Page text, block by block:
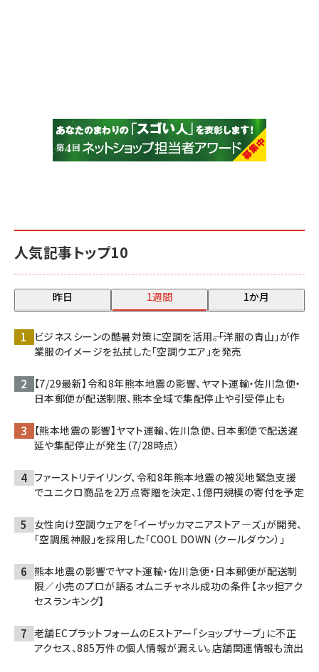
人気記事トップ10
昨日 1週間 1か月
ビジネスシーンの酷暑対策に空調を活用――。「洋服の青山」が作
業服のイメージを払拭した「空調ウエア」を発売
【7/29最新】令和8年熊本地震の影響、ヤマト運輸・佐川急便・
日本郵便が配送制限、熊本全域で集配停止や引受停止も
【熊本地震の影響】ヤマト運輸、佐川急便、日本郵便で配送遅
延や集配停止が発生（7/28時点）
ファーストリテイリング、令和8年熊本地震の被災地緊急支援
でユニクロ商品を2万点寄贈を決定、1億円規模の寄付を予定
女性向け空調ウェアを「イーザッカマニアストア―ズ」が開発、
「空調風神服」を採用した「COOL DOWN（クールダウン）」
熊本地震の影響でヤマト運輸・佐川急便・日本郵便が配送制
限／小売のプロが語るオムニチャネル成功の条件【ネッ担アク
セスランキング】
老舗ECプラットフォームのEストアー「ショップサーブ」に不正
アクセス、885万件の個人情報が漏えい。店舗関連情報も流出